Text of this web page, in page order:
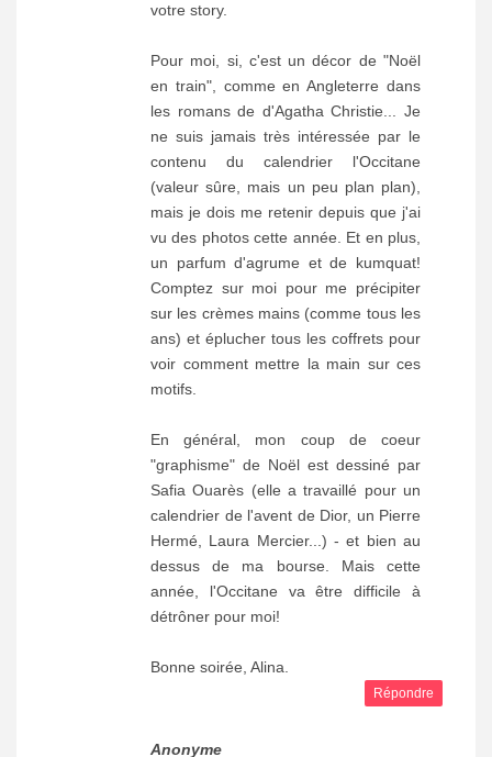
votre story.
Pour moi, si, c'est un décor de "Noël
en train", comme en Angleterre dans
les romans de d'Agatha Christie... Je
ne suis jamais très intéressée par le
contenu du calendrier l'Occitane
(valeur sûre, mais un peu plan plan),
mais je dois me retenir depuis que j'ai
vu des photos cette année. Et en plus,
un parfum d'agrume et de kumquat!
Comptez sur moi pour me précipiter
sur les crèmes mains (comme tous les
ans) et éplucher tous les coffrets pour
voir comment mettre la main sur ces
motifs.
En général, mon coup de coeur
"graphisme" de Noël est dessiné par
Safia Ouarès (elle a travaillé pour un
calendrier de l'avent de Dior, un Pierre
Hermé, Laura Mercier...) - et bien au
dessus de ma bourse. Mais cette
année, l'Occitane va être difficile à
détrôner pour moi!
Bonne soirée, Alina.
Répondre
Anonyme